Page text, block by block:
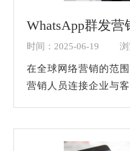
WhatsApp群发营
时间：2025-06-19
在全球网络营销的范
营销人员连接企业与